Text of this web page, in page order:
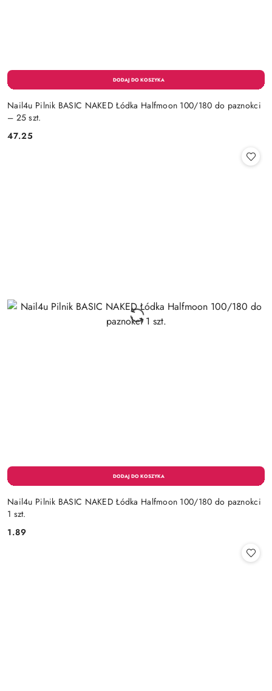
Nail4u Pilnik BASIC NAKED Łódka Halfmoon 100/180 do paznokci
– 25 szt.
Cena:
47.25
Nail4u Pilnik BASIC NAKED Łódka Halfmoon 100/180 do paznokci
1 szt.
Cena:
1.89